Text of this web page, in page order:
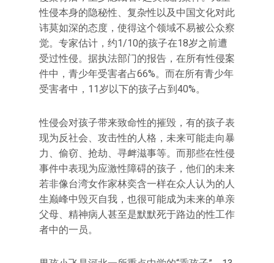
性侵本身的隐秘性、复杂性以及中国文化对此
讳莫如深的态度，使得这个领域不易被公众察
觉。专家估计，约1/10的孩子在18岁之前遭
受过性侵。据执法部门的报告，在所有性侵案
件中，青少年受害者占66%。而在所有青少年
受害者中，11岁以下的孩子占到40%。
性侵会对孩子带来致命性的摧毁，有的孩子表
现为反社会、攻击性的人格，未来可能走向暴
力、偷窃、抢劫、寻衅滋事等。而那些在性侵
事件中表现为应激性障碍的孩子，他们的未来
若非像台湾女作家林奕含一样在众人认为的人
生巅峰中毁灭自我，也很可能成为未来的单亲
父母、精神病人甚至是默默死于路边的性工作
者中的一员。